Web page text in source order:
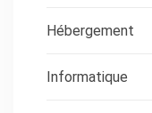
Hébergement
Informatique